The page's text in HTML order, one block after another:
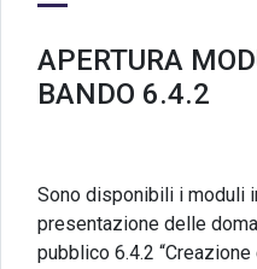
APERTURA
BANDO 6.4.2
Sono disponibili i moduli
presentazione delle
pubblico 6.4.2